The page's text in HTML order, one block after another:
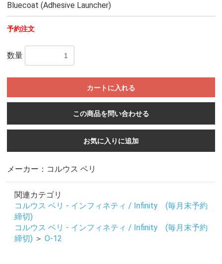
Bluecoat (Adhesive Launcher)
予約注文
数量
カートに入れる
この商品を問い合わせる
お気に入りに追加
メーカー：コルウス ベリ
関連カテゴリ
コルウス ベリ - インフィネティ / Infinity (毎月末予約
締切)
コルウス ベリ - インフィネティ / Infinity (毎月末予約
締切) ＞ O-12